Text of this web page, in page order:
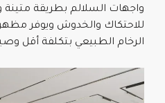
واجهات السلالم بطريقة متينة
للاحتكاك والخدوش ويوفر
الرخام الطبيعي بتكلفة أقل